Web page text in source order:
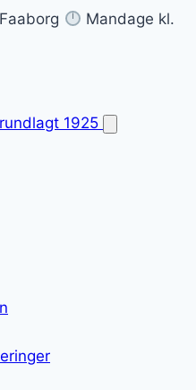
Mandage kl.
1925